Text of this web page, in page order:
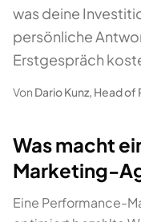
was deine
persönliche
Erstgespräch
Von Dario Kunz, Head of
Was macht
Marketing-
Eine Performance-